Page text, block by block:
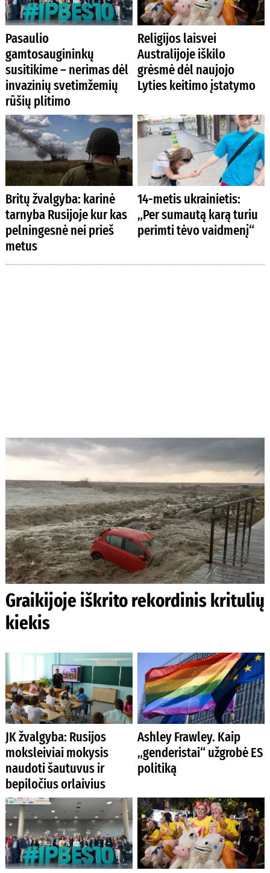
Pasaulio
gamtosaugininkų
susitikime – nerimas dėl
invazinių svetimžemių
rūšių plitimo
Religijos laisvei
Australijoje iškilo
grėsmė dėl naujojo
Lyties keitimo įstatymo
Britų žvalgyba: karinė
tarnyba Rusijoje kur kas
pelningesnė nei prieš
metus
14-metis ukrainietis:
„Per sumautą karą turiu
perimti tėvo vaidmenį“
Graikijoje iškrito rekordinis kritulių
kiekis
JK žvalgyba: Rusijos
moksleiviai mokysis
naudoti šautuvus ir
bepiločius orlaivius
Ashley Frawley. Kaip
„genderistai“ užgrobė ES
politiką